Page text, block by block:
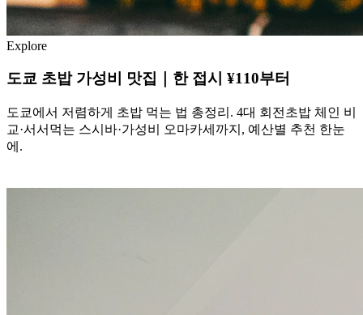
Explore
도쿄 초밥 가성비 맛집｜한 접시 ¥110부터
도쿄에서 저렴하게 초밥 먹는 법 총정리. 4대 회전초밥 체인 비
교·서서먹는 스시바·가성비 오마카세까지, 예산별 추천 한눈
에.